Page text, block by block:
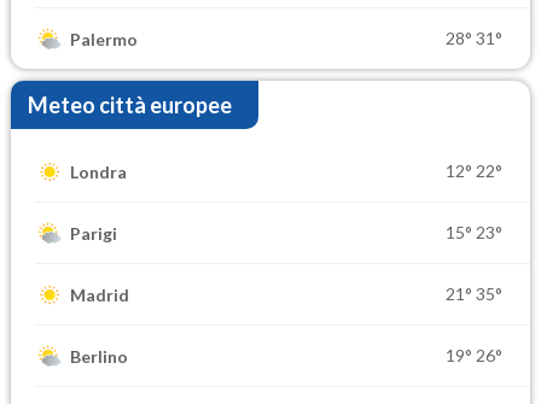
Palermo 28° 31°
Meteo città europee
Londra 12° 22°
Parigi 15° 23°
Madrid 21° 35°
Berlino 19° 26°